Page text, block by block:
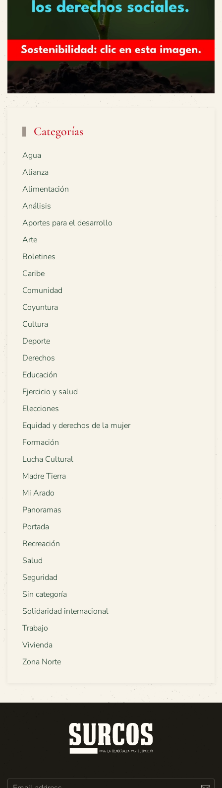
Categorías
Agua
Alianza
Alimentación
Análisis
Aportes para el desarrollo
Arte
Boletines
Caribe
Comunidad
Coyuntura
Cultura
Deporte
Derechos
Educación
Ejercicio y salud
Elecciones
Equidad y derechos de la mujer
Formación
Lucha Cultural
Madre Tierra
Mi Arado
Panoramas
Portada
Recreación
Salud
Seguridad
Sin categoría
Solidaridad internacional
Trabajo
Vivienda
Zona Norte